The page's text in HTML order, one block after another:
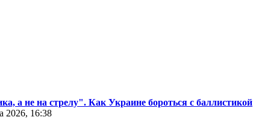
а не на стрелу". Как Украине бороться с баллистикой
2026, 16:38